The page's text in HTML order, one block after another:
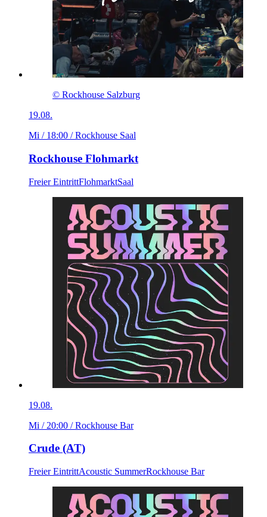
© Rockhouse Salzburg
19.08.
Mi / 18:00 / Rockhouse Saal
Rockhouse Flohmarkt
Freier EintrittFlohmarktSaal
19.08.
Mi / 20:00 / Rockhouse Bar
Crude (AT)
Freier EintrittAcoustic SummerRockhouse Bar